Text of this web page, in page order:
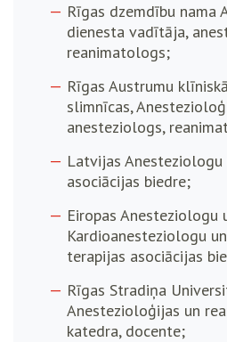
Rīgas dzemdību nama
dienesta vadītāja,
reanimatologs;
Rīgas Austrumu
slimnīcas,
anesteziologs,
Latvijas
asociācijas biedre;
Eiropas Anesteziologu
Kardioanesteziologu
terapijas asociācijas
Rīgas Stradiņa
Anestezioloģijas un
katedra, docente;